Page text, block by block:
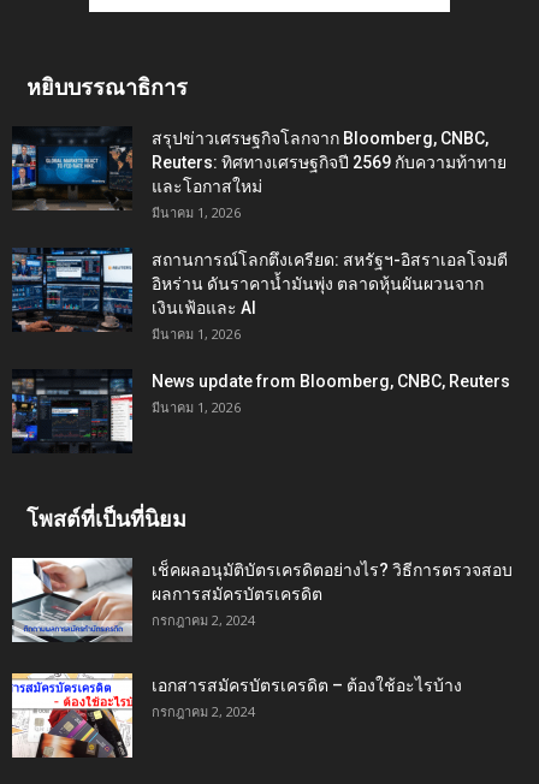
หยิบบรรณาธิการ
สรุปข่าวเศรษฐกิจโลกจาก Bloomberg, CNBC,
Reuters: ทิศทางเศรษฐกิจปี 2569 กับความท้าทาย
และโอกาสใหม่
มีนาคม 1, 2026
สถานการณ์โลกตึงเครียด: สหรัฐฯ-อิสราเอลโจมตี
อิหร่าน ดันราคาน้ำมันพุ่ง ตลาดหุ้นผันผวนจาก
เงินเฟ้อและ AI
มีนาคม 1, 2026
News update from Bloomberg, CNBC, Reuters
มีนาคม 1, 2026
โพสต์ที่เป็นที่นิยม
เช็คผลอนุมัติบัตรเครดิตอย่างไร? วิธีการตรวจสอบ
ผลการสมัครบัตรเครดิต
กรกฎาคม 2, 2024
เอกสารสมัครบัตรเครดิต – ต้องใช้อะไรบ้าง
กรกฎาคม 2, 2024